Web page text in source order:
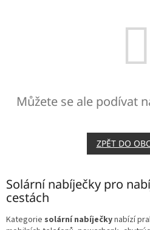
Můžete se ale podívat
ZPĚT DO
Solární nabíječky pro
cestách
Kategorie solární nabíječkynabízí